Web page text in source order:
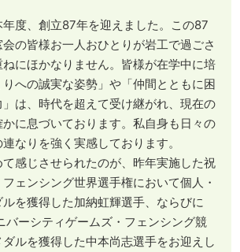
度、創立87年を迎えました。この87
の皆様お一人おひとりが岩工で過ごさ
にほかなりません。皆様が在学中に培
への誠実な姿勢」や「仲間とともに困
は、時代を超えて受け継がれ、現在の
に息づいております。私自身も日々の
なりを強く実感しております。
感じさせられたのが、昨年実施した祝
ェンシング世界選手権において個人・
を獲得した加納虹輝選手、ならびに
バーシティゲームズ・フェンシング競
ルを獲得した中本尚志選手をお迎えし